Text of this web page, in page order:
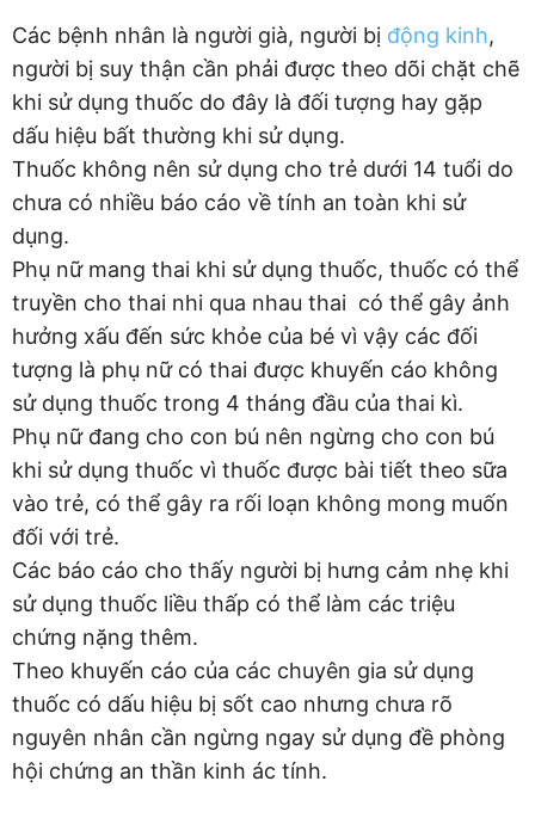
Các bệnh nhân là người già, người bị động kinh,
người bị suy thận cần phải được theo dõi chặt chẽ
khi sử dụng thuốc do đây là đối tượng hay gặp
dấu hiệu bất thường khi sử dụng.
Thuốc không nên sử dụng cho trẻ dưới 14 tuổi do
chưa có nhiều báo cáo về tính an toàn khi sử
dụng.
Phụ nữ mang thai khi sử dụng thuốc, thuốc có thể
truyền cho thai nhi qua nhau thai có thể gây ảnh
hưởng xấu đến sức khỏe của bé vì vậy các đối
tượng là phụ nữ có thai được khuyến cáo không
sử dụng thuốc trong 4 tháng đầu của thai kì.
Phụ nữ đang cho con bú nên ngừng cho con bú
khi sử dụng thuốc vì thuốc được bài tiết theo sữa
vào trẻ, có thể gây ra rối loạn không mong muốn
đối với trẻ.
Các báo cáo cho thấy người bị hưng cảm nhẹ khi
sử dụng thuốc liều thấp có thể làm các triệu
chứng nặng thêm.
Theo khuyến cáo của các chuyên gia sử dụng
thuốc có dấu hiệu bị sốt cao nhưng chưa rõ
nguyên nhân cần ngừng ngay sử dụng đề phòng
hội chứng an thần kinh ác tính.